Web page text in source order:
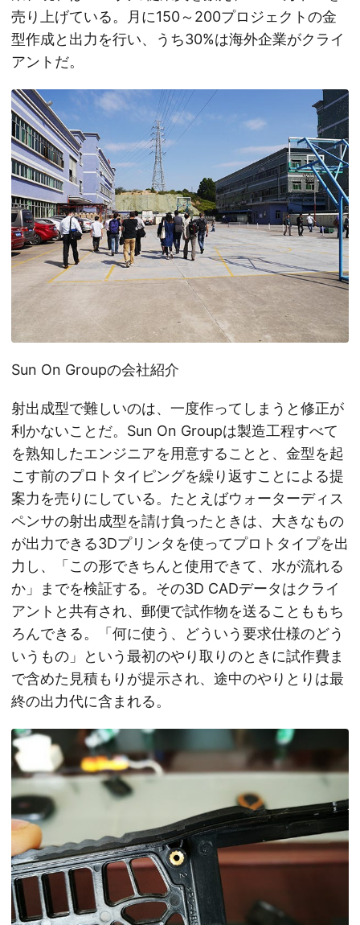
売り上げている。月に150～200プロジェクトの金
型作成と出力を行い、うち30%は海外企業がクライ
アントだ。
Sun On Groupの会社紹介
射出成型で難しいのは、一度作ってしまうと修正が
利かないことだ。Sun On Groupは製造工程すべて
を熟知したエンジニアを用意することと、金型を起
こす前のプロトタイピングを繰り返すことによる提
案力を売りにしている。たとえばウォーターディス
ペンサの射出成型を請け負ったときは、大きなもの
が出力できる3Dプリンタを使ってプロトタイプを出
力し、「この形できちんと使用できて、水が流れる
か」までを検証する。その3D CADデータはクライ
アントと共有され、郵便で試作物を送ることももち
ろんできる。「何に使う、どういう要求仕様のどう
いうもの」という最初のやり取りのときに試作費ま
で含めた見積もりが提示され、途中のやりとりは最
終の出力代に含まれる。